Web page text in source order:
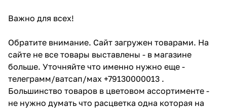
Важно для всех!
Обратите внимание. Сайт загружен товарами. На
сайте не все товары выставлены - в магазине
больше. Уточняйте что именно нужно еще -
телеграмм/ватсап/мах +79130000013 .
Большинство товаров в цветовом ассортименте -
не нужно думать что расцветка одна которая на